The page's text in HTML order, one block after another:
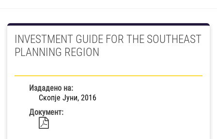
INVESTMENT GUIDE FOR THE SOUTHEAST
PLANNING REGION
Издадено на:
Скопје Јуни, 2016
Документ: